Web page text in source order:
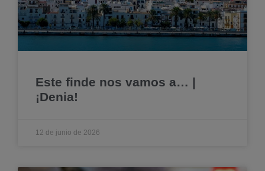
Este finde nos vamos a… |
¡Denia!
12 de junio de 2026